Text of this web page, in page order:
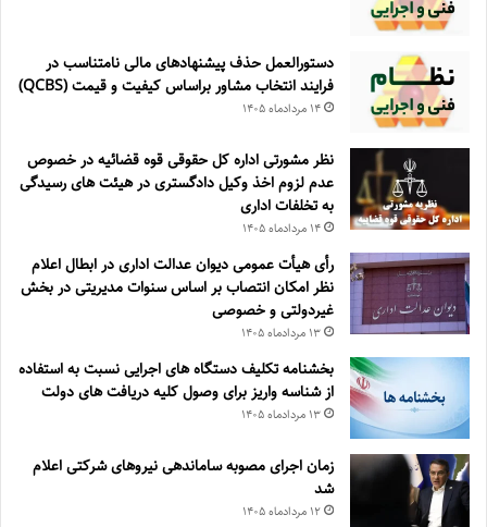
دستورالعمل حذف پيشنهادهای مالی نامتناسب در
فرايند انتخاب مشاور براساس كيفيت و قيمت (QCBS)
۱۴ مرداد‌ماه ۱۴۰۵
نظر مشورتی اداره کل حقوقی قوه قضائیه در خصوص
عدم لزوم اخذ وکیل دادگستری در هیئت های رسیدگی
به تخلفات اداری
۱۴ مرداد‌ماه ۱۴۰۵
رأی هیأت عمومی دیوان عدالت اداری در ابطال اعلام
نظر امکان انتصاب بر اساس سنوات مدیریتی در بخش
غیردولتی و خصوصی
۱۳ مرداد‌ماه ۱۴۰۵
بخشنامه تکلیف دستگاه های اجرایی نسبت به استفاده
از شناسه واریز برای وصول کلیه دریافت های دولت
۱۳ مرداد‌ماه ۱۴۰۵
زمان اجرای مصوبه ساماندهی نیروهای شرکتی اعلام
شد
۱۲ مرداد‌ماه ۱۴۰۵